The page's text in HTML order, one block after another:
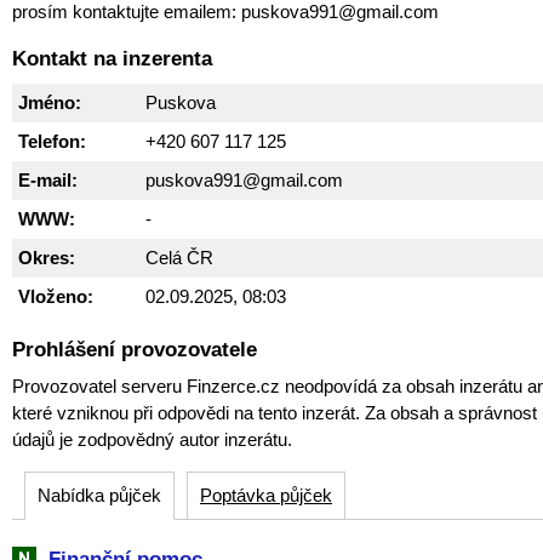
prosím kontaktujte emailem: puskova991@gmail.com
Kontakt na inzerenta
Jméno:
Puskova
Telefon:
+420 607 117 125
E-mail:
puskova991@gmail.com
WWW:
-
Okres:
Celá ČR
Vloženo:
02.09.2025, 08:03
Prohlášení provozovatele
Provozovatel serveru Finzerce.cz neodpovídá za obsah inzerátu
které vzniknou při odpovědi na tento inzerát. Za obsah a
údajů je zodpovědný autor inzerátu.
Nabídka půjček Poptávka půjček